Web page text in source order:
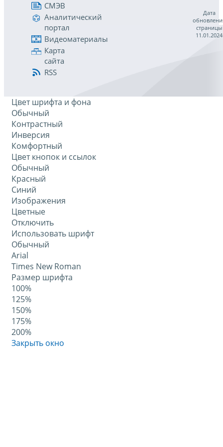
СМЭВ
Аналитический
портал
Видеоматериалы
Карта
сайта
RSS
Дата
страницы
11.01.2024
Цвет шрифта и фона
Обычный
Контрастный
Инверсия
Комфортный
Цвет кнопок и ссылок
Обычный
Красный
Синий
Изображения
Цветные
Отключить
Использовать шрифт
Обычный
Arial
Times New Roman
Размер шрифта
100%
125%
150%
175%
200%
Закрыть окно